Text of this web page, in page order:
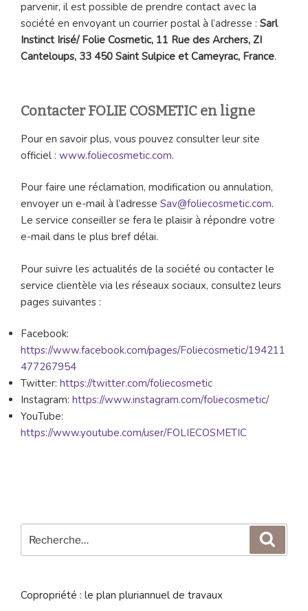
parvenir, il est possible de prendre contact avec la
société en envoyant un courrier postal à l’adresse : Sarl
Instinct Irisé/ Folie Cosmetic, 11 Rue des Archers, ZI
Canteloups, 33 450 Saint Sulpice et Cameyrac, France.
Contacter FOLIE COSMETIC en ligne
Pour en savoir plus, vous pouvez consulter leur site
officiel : www.foliecosmetic.com.
Pour faire une réclamation, modification ou annulation,
envoyer un e-mail à l’adresse Sav@foliecosmetic.com.
Le service conseiller se fera le plaisir à répondre votre
e-mail dans le plus bref délai.
Pour suivre les actualités de la société ou contacter le
service clientèle via les réseaux sociaux, consultez leurs
pages suivantes :
Facebook:
https://www.facebook.com/pages/Foliecosmetic/194211
477267954
Twitter: https://twitter.com/foliecosmetic
Instagram: https://www.instagram.com/foliecosmetic/
YouTube:
https://www.youtube.com/user/FOLIECOSMETIC
pour
Copropriété : le plan pluriannuel de travaux